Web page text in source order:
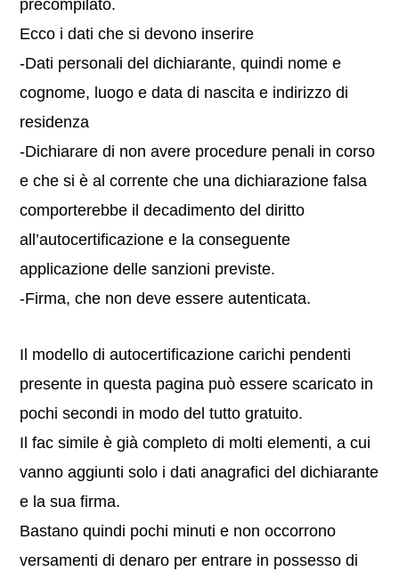
precompilato.
Ecco i dati che si devono inserire
-Dati personali del dichiarante, quindi nome e
cognome, luogo e data di nascita e indirizzo di
residenza
-Dichiarare di non avere procedure penali in corso
e che si è al corrente che una dichiarazione falsa
comporterebbe il decadimento del diritto
all’autocertificazione e la conseguente
applicazione delle sanzioni previste.
-Firma, che non deve essere autenticata.
Il modello di autocertificazione carichi pendenti
presente in questa pagina può essere scaricato in
pochi secondi in modo del tutto gratuito.
Il fac simile è già completo di molti elementi, a cui
vanno aggiunti solo i dati anagrafici del dichiarante
e la sua firma.
Bastano quindi pochi minuti e non occorrono
versamenti di denaro per entrare in possesso di